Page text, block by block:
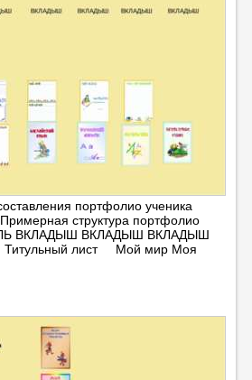
портфолио ученика
структура портфолио
ВКЛАДЫШ ВКЛАДЫШ ВКЛАДЫШ
лист Мой мир Моя